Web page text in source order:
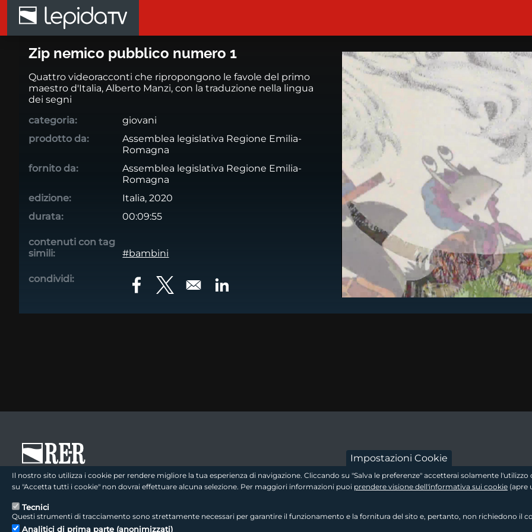
Salta al contenuto principale
Zip nemico pubblico numero 1
Zip nemico pubblico numero 1
Quattro videoracconti che ripropongono le favole del primo
maestro d'Italia, Alberto Manzi, con la traduzione nella lingua
dei segni
categoria:
giovani
prodotto da:
Assemblea legislativa Regione Emilia-
Romagna
fornito da:
Assemblea legislativa Regione Emilia-
Romagna
edizione:
Italia, 2020
durata:
00:09:55
contenuti con tag
simili:
#bambini
condividi:
Opens in a new window
Opens in a new windowOpens in a new window
footer - sezione logo 1 footer -
footer - sezione colophon
LepidaScpA
footer -
Impostazioni Cookie
Il nostro sito utilizza i cookie per rendere migliore la tua esperienza di navigazione. Cliccando su "Salva le preferenze" accetterai solamente
su "Accetta tutti i cookie" non dovrai effettuare alcuna selezione. Per maggiori informazioni puoi prendere visione dell'informativa sui cookie (apre
Tecnici
Questi strumenti di tracciamento sono strettamente necessari per garantire il funzionamento e la fornitura del sito e, pertanto, non richiedono il
Analitici di prima parte (anonimizzati)